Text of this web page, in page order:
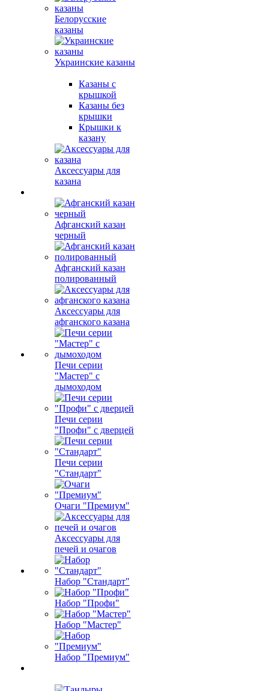
Белорусские
казаны
Украинские казаны
Казаны с
крышкой
Казаны без
крышки
Крышки к
казану
Аксессуары для
казана
Афганский казан
черный
Афганский казан
полированный
Аксессуары для
афганского казана
Печи серии
"Мастер" с
дымоходом
Печи серии
"Профи" с дверцей
Печи серии
"Стандарт"
Очаги "Премиум"
Аксессуары для
печей и очагов
Набор "Стандарт"
Набор "Профи"
Набор "Мастер"
Набор "Премиум"